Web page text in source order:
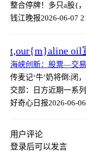
整合停牌！多只a股{
钱江晚报2026-06-07
t,our{m}aline oil
海峡创新：股票—交
传麦记‘牛’奶将倒:闭
交部：日方近期一系
好奇心日报2026-06-
用户评论
登录后可以发言